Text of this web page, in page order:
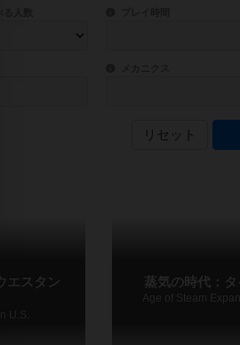
。 目安となる所要時間を指
ーリーを指定することができます。直感的にゲー
ゲーム性を構成するコア
リセット
エスタン
U.S.
蒸気の時代：
Age of Steam